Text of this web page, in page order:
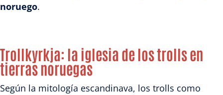
noruego.
Trollkyrkja: la iglesia de los trolls en
tierras noruegas
Según la mitología escandinava, los trolls como